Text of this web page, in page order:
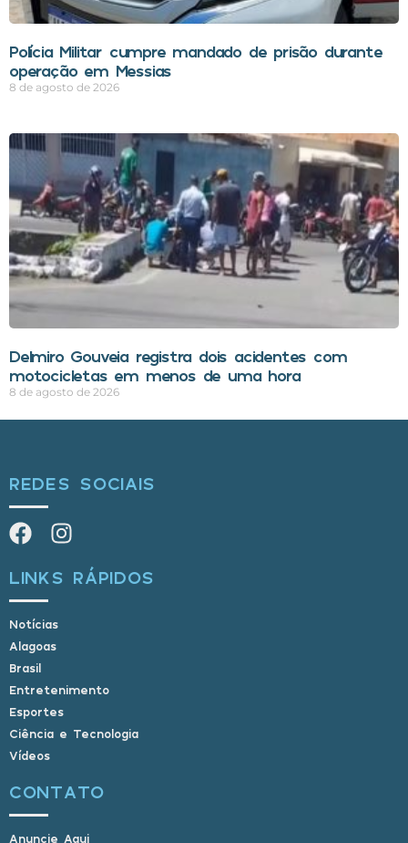
Polícia Militar cumpre mandado de prisão durante
operação em Messias
8 de agosto de 2026
Delmiro Gouveia registra dois acidentes com
motocicletas em menos de uma hora
8 de agosto de 2026
REDES SOCIAIS
LINKS RÁPIDOS
Notícias
Alagoas
Brasil
Entretenimento
Esportes
Ciência e Tecnologia
Vídeos
CONTATO
Anuncie Aqui